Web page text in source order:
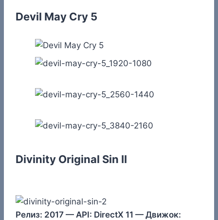
Devil May Cry 5
Divinity Original Sin II
Релиз: 2017 — API: DirectX 11 — Движок: